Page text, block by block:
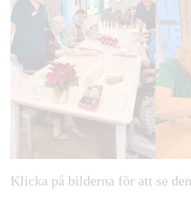
Klicka på bilderna för att se